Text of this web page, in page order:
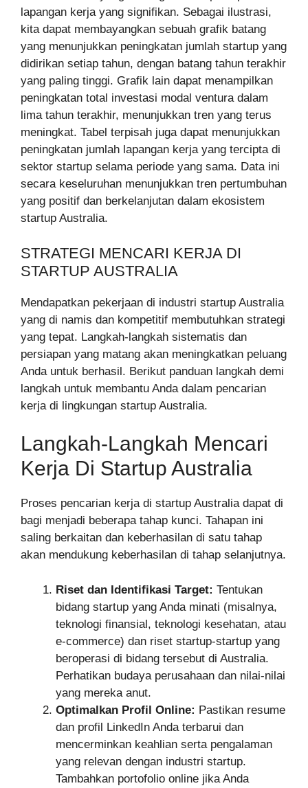
lapangan kerja yang signifikan. Sebagai ilustrasi,
kita dapat membayangkan sebuah grafik batang
yang menunjukkan peningkatan jumlah startup yang
didirikan setiap tahun, dengan batang tahun terakhir
yang paling tinggi. Grafik lain dapat menampilkan
peningkatan total investasi modal ventura dalam
lima tahun terakhir, menunjukkan tren yang terus
meningkat. Tabel terpisah juga dapat menunjukkan
peningkatan jumlah lapangan kerja yang tercipta di
sektor startup selama periode yang sama. Data ini
secara keseluruhan menunjukkan tren pertumbuhan
yang positif dan berkelanjutan dalam ekosistem
startup Australia.
STRATEGI MENCARI KERJA DI
STARTUP AUSTRALIA
Mendapatkan pekerjaan di industri startup Australia
yang di namis dan kompetitif membutuhkan strategi
yang tepat. Langkah-langkah sistematis dan
persiapan yang matang akan meningkatkan peluang
Anda untuk berhasil. Berikut panduan langkah demi
langkah untuk membantu Anda dalam pencarian
kerja di lingkungan startup Australia.
Langkah-Langkah Mencari
Kerja Di Startup Australia
Proses pencarian kerja di startup Australia dapat di
bagi menjadi beberapa tahap kunci. Tahapan ini
saling berkaitan dan keberhasilan di satu tahap
akan mendukung keberhasilan di tahap selanjutnya.
Riset dan Identifikasi Target: Tentukan
bidang startup yang Anda minati (misalnya,
teknologi finansial, teknologi kesehatan, atau
e-commerce) dan riset startup-startup yang
beroperasi di bidang tersebut di Australia.
Perhatikan budaya perusahaan dan nilai-nilai
yang mereka anut.
Optimalkan Profil Online: Pastikan resume
dan profil LinkedIn Anda terbarui dan
mencerminkan keahlian serta pengalaman
yang relevan dengan industri startup.
Tambahkan portofolio online jika Anda